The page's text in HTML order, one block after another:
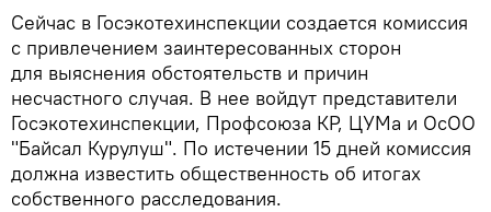
Сейчас в Госэкотехинспекции создается комиссия
с привлечением заинтересованных сторон
для выяснения обстоятельств и причин
несчастного случая. В нее войдут представители
Госэкотехинспекции, Профсоюза КР, ЦУМа и ОсОО
"Байсал Курулуш". По истечении 15 дней комиссия
должна известить общественность об итогах
собственного расследования.